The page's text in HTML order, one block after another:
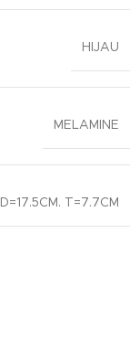
HIJAU
MELAMINE
D=17.5CM. T=7.7CM